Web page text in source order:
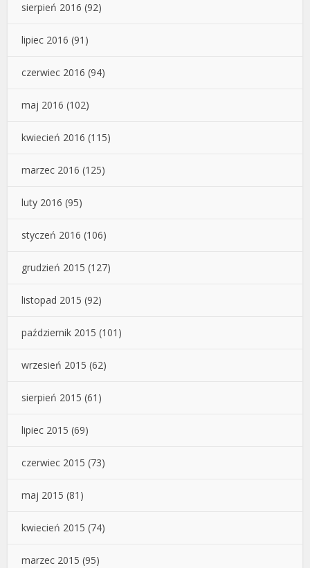
sierpień 2016 (92)
lipiec 2016 (91)
czerwiec 2016 (94)
maj 2016 (102)
kwiecień 2016 (115)
marzec 2016 (125)
luty 2016 (95)
styczeń 2016 (106)
grudzień 2015 (127)
listopad 2015 (92)
październik 2015 (101)
wrzesień 2015 (62)
sierpień 2015 (61)
lipiec 2015 (69)
czerwiec 2015 (73)
maj 2015 (81)
kwiecień 2015 (74)
marzec 2015 (95)